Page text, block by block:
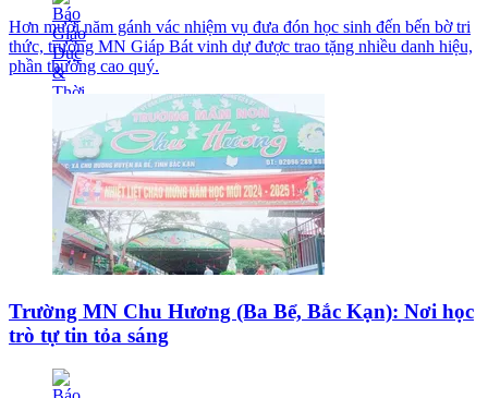
Hơn mười năm gánh vác nhiệm vụ đưa đón học sinh đến bến bờ tri
thức, trường MN Giáp Bát vinh dự được trao tặng nhiều danh hiệu,
phần thưởng cao quý.
Trường MN Chu Hương (Ba Bể, Bắc Kạn): Nơi học
trò tự tin tỏa sáng